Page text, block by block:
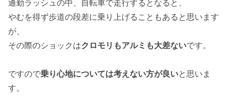
通勤ラッシュの中、自転車で走行するとなると、
やむを得ず歩道の段差に乗り上げることもあると思います
が、
その際のショックはクロモリもアルミも大差ないです。
ですので乗り心地については考えない方が良いと思いま
す。